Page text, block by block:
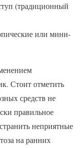
(традиционный
или мини-
Стоит отметить
средств не
правильное
неприятные
на ранних